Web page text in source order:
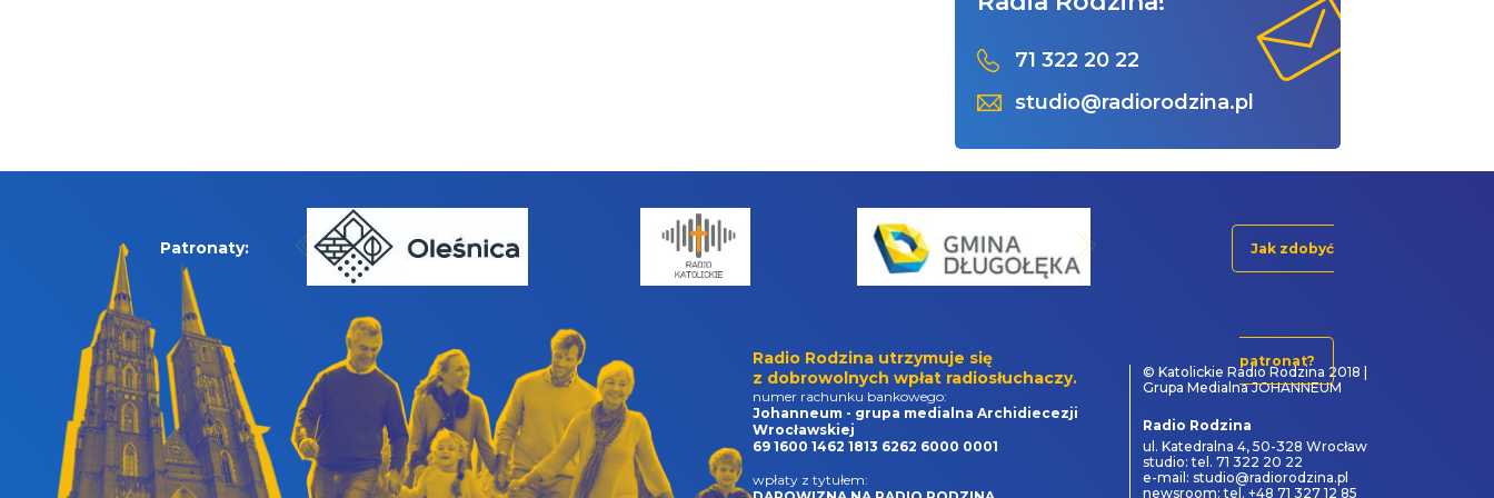
71 322 20 22
studio@radiorodzina.pl
Patronaty: Jak zdobyć
patronat?
Radio Rodzina utrzymuje się
z dobrowolnych wpłat radiosłuchaczy.
numer rachunku bankowego:
Johanneum - grupa medialna Archidiecezji
Wrocławskiej
69 1600 1462 1813 6262 6000 0001
wpłaty z tytułem:
© Katolickie Radio Rodzina 2018 |
Grupa Medialna JOHANNEUM
Radio Rodzina
ul. Katedralna 4, 50-328 Wrocław
studio: tel. 71 322 20 22
e-mail: studio@radiorodzina.pl
newsroom: tel. +48 71 327 12 85